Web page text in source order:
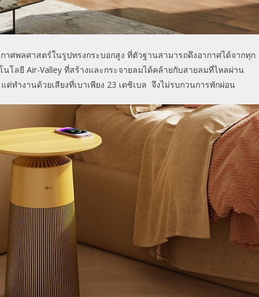
าศพลศาสตร์ในรูปทรงกระบอกสูง ที่ตัวฐานสามารถดึงอากาศได้จากทุก
นโลยี Air-Valley ที่สร้างและกระจายลมได้คล้ายกับสายลมที่ไหลผ่าน
ต่ทำงานด้วยเสียงที่เบาเพียง 23 เดซิเบล จึงไม่รบกวนการพักผ่อน